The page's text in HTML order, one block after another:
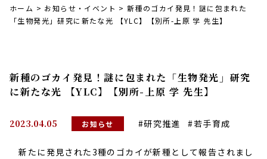
ホーム > お知らせ・イベント >新種のゴカイ発見！謎に包まれた
「生物発光」研究に新たな光 【YLC】【別所-上原 学 先生】
新種のゴカイ発見！謎に包まれた「生物発光」研究
に新たな光 【YLC】【別所-上原 学 先生】
2023.04.05 お知らせ #研究推進 #若手育成
新たに発見された3種のゴカイが新種として報告されまし